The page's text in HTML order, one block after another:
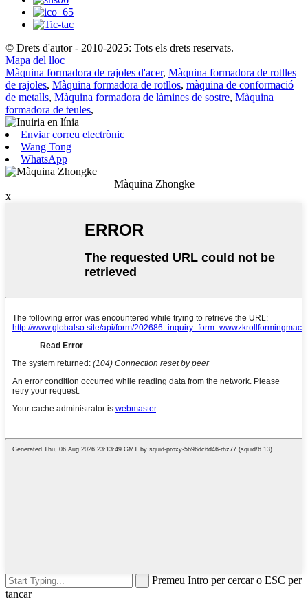
© Drets d'autor - 2010-2025: Tots els drets reservats.
Mapa del lloc
Màquina formadora de rajoles d'acer, Màquina formadora de rotlles
de rajoles, Màquina formadora de rotllos, màquina de conformació
de metalls, Màquina formadora de làmines de sostre, Màquina
formadora de teules,
Enviar correu electrònic
Wang Tong
WhatsApp
Màquina Zhongke
x
Premeu Intro per cercar o ESC per
tancar